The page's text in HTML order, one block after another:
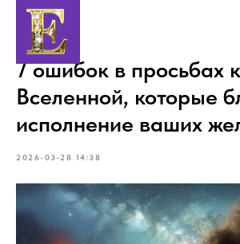
7 ошибок в просьбах к
Вселенной, которые
исполнение ваших
2026-03-28 14:38